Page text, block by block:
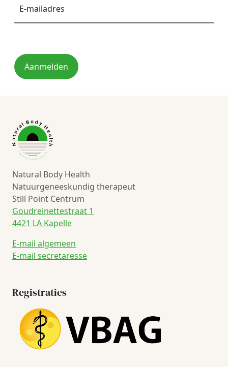
Aanmelden
Natural Body Health
Natuurgeneeskundig therapeut
Still Point Centrum
Goudreinettestraat 1
4421 LA Kapelle
E-mail algemeen
E-mail secretaresse
Registraties